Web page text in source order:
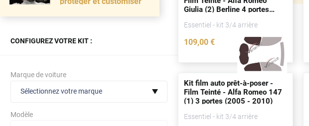
CONFIGUREZ VOTRE KIT :
Marque de voiture
Sélectionnez votre marque
Modèle
Giulia (2) Berline 4 portes
Essentiel - kit 3/4 arrière
109,00 €
Kit film auto prêt-à-poser -
Film Teinté - Alfa Romeo 147
(1) 3 portes(2005 - 2010)
Essentiel - kit 3/4 arrière